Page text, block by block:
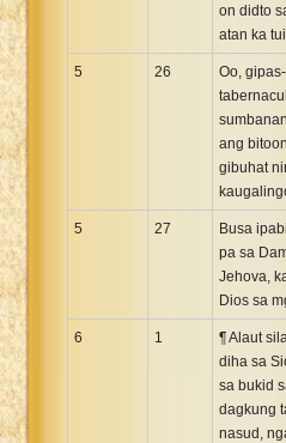
on didto
atan ka
5 26
Oo,
ang
gibuhat
5 27
Busa
pa sa
Jehova,
Dios sa
6 1
¶ Alaut
diha sa
sa bukid
dagkung
nasud,